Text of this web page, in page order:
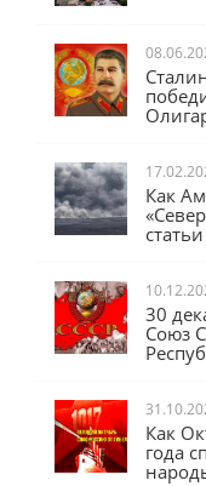
Как
30
Союз
Как
года